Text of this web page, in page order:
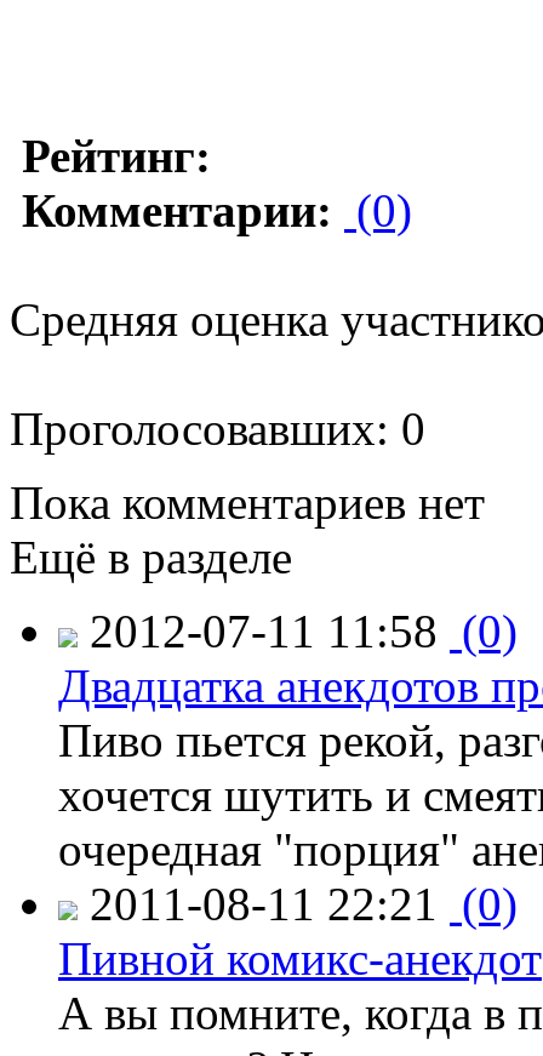
Рейтинг:
Комментарии: (0)
Средняя оценка
Проголосовавших: 0
Пока комментариев нет
Ещё в разделе
2012-07-11 11:58 (0)
Двадцатка анекдотов
Пиво пьется рекой,
хочется шутить и
очередная "порция"
2011-08-11 22:21 (0)
Пивной комикс-анекдот
А вы помните, когда в